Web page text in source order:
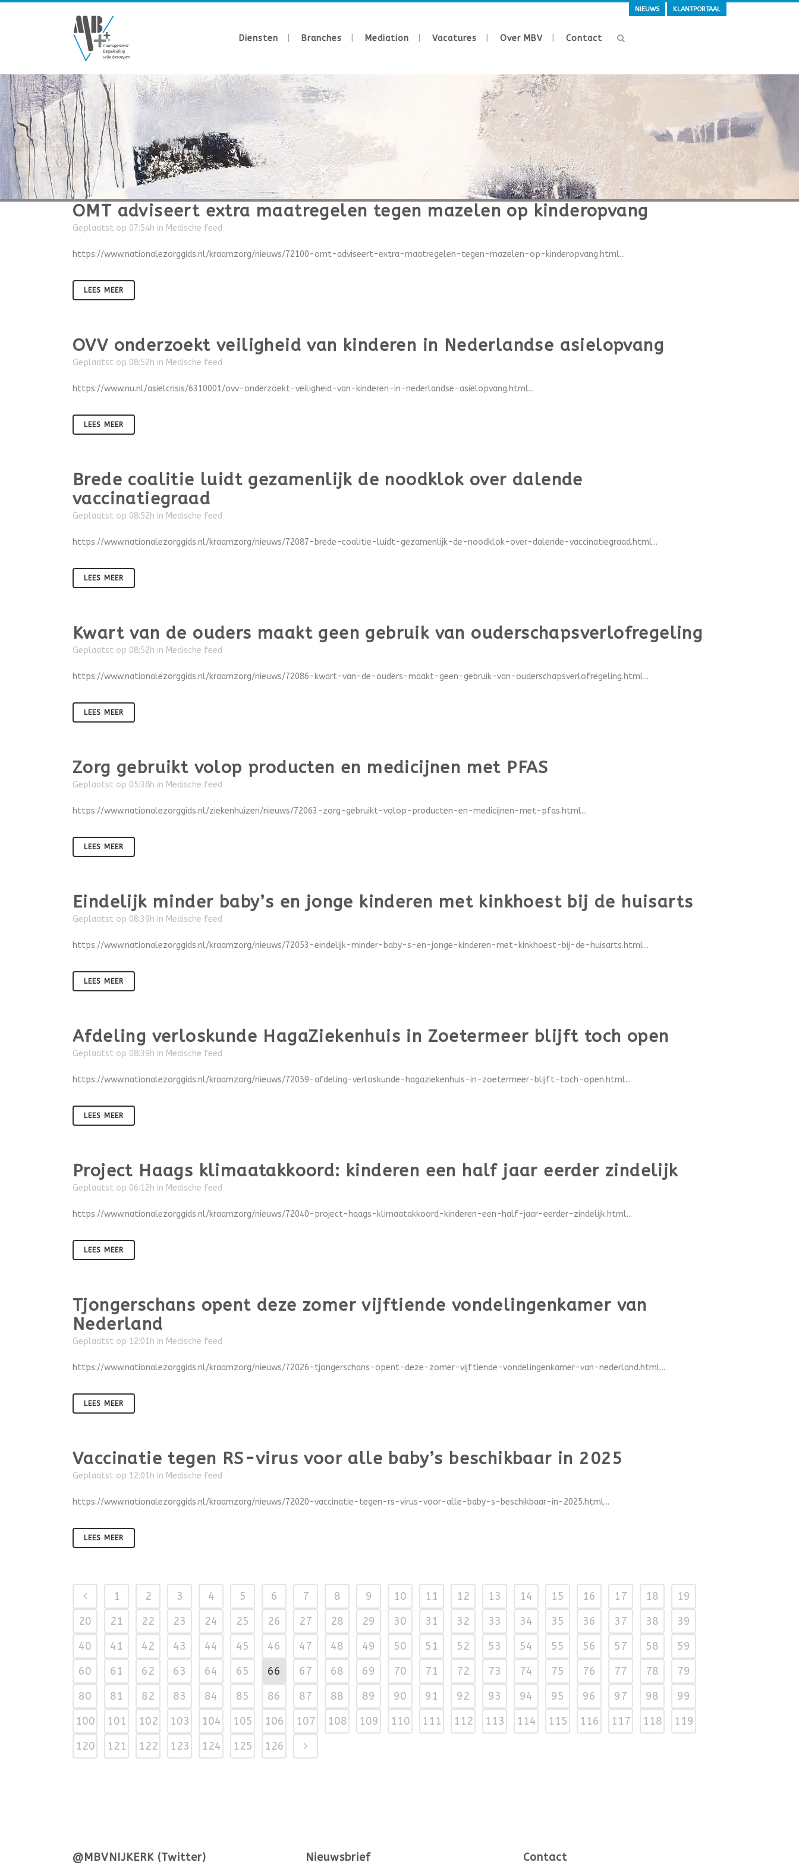
NIEUWS KLANTPORTAAL
Diensten Branches Mediation Vacatures Over MBV Contact
OMT adviseert extra maatregelen tegen mazelen op kinderopvang
Geplaatst op 07:54h in Medische feed
https://www.nationalezorggids.nl/kraamzorg/nieuws/72100-omt-adviseert-extra-maatregelen-tegen-mazelen-op-kinderopvang.html...
LEES MEER
OVV onderzoekt veiligheid van kinderen in Nederlandse asielopvang
Geplaatst op 08:52h in Medische feed
https://www.nu.nl/asielcrisis/6310001/ovv-onderzoekt-veiligheid-van-kinderen-in-nederlandse-asielopvang.html...
LEES MEER
Brede coalitie luidt gezamenlijk de noodklok over dalende
vaccinatiegraad
Geplaatst op 08:52h in Medische feed
https://www.nationalezorggids.nl/kraamzorg/nieuws/72087-brede-coalitie-luidt-gezamenlijk-de-noodklok-over-dalende-vaccinatiegraad.html...
LEES MEER
Kwart van de ouders maakt geen gebruik van ouderschapsverlofregeling
Geplaatst op 08:52h in Medische feed
https://www.nationalezorggids.nl/kraamzorg/nieuws/72086-kwart-van-de-ouders-maakt-geen-gebruik-van-ouderschapsverlofregeling.html...
LEES MEER
Zorg gebruikt volop producten en medicijnen met PFAS
Geplaatst op 05:38h in Medische feed
https://www.nationalezorggids.nl/ziekenhuizen/nieuws/72063-zorg-gebruikt-volop-producten-en-medicijnen-met-pfas.html...
LEES MEER
Eindelijk minder baby’s en jonge kinderen met kinkhoest bij de huisarts
Geplaatst op 08:39h in Medische feed
https://www.nationalezorggids.nl/kraamzorg/nieuws/72053-eindelijk-minder-baby-s-en-jonge-kinderen-met-kinkhoest-bij-de-huisarts.html...
LEES MEER
Afdeling verloskunde HagaZiekenhuis in Zoetermeer blijft toch open
Geplaatst op 08:39h in Medische feed
https://www.nationalezorggids.nl/kraamzorg/nieuws/72059-afdeling-verloskunde-hagaziekenhuis-in-zoetermeer-blijft-toch-open.html...
LEES MEER
Project Haags klimaatakkoord: kinderen een half jaar eerder zindelijk
Geplaatst op 06:12h in Medische feed
https://www.nationalezorggids.nl/kraamzorg/nieuws/72040-project-haags-klimaatakkoord-kinderen-een-half-jaar-eerder-zindelijk.html...
LEES MEER
Tjongerschans opent deze zomer vijftiende vondelingenkamer van
Nederland
Geplaatst op 12:01h in Medische feed
https://www.nationalezorggids.nl/kraamzorg/nieuws/72026-tjongerschans-opent-deze-zomer-vijftiende-vondelingenkamer-van-nederland.html...
LEES MEER
Vaccinatie tegen RS-virus voor alle baby’s beschikbaar in 2025
Geplaatst op 12:01h in Medische feed
https://www.nationalezorggids.nl/kraamzorg/nieuws/72020-vaccinatie-tegen-rs-virus-voor-alle-baby-s-beschikbaar-in-2025.html...
LEES MEER
1 2 3 4 5 6 7 8 9 10 11 12 13 14 15 16 17 18
19
20
21 22 23 24 25 26 27 28 29 30 31 32 33 34 35 36 37 38
39
40
41 42 43 44 45 46 47 48 49 50 51 52 53 54 55 56 57 58
59
60
61 62 63 64 65 66 67 68 69 70 71 72 73 74 75 76 77 78
79
80
81 82 83 84 85 86 87 88 89 90 91 92 93 94 95 96 97 98
99
100
101 102 103 104 105 106 107 108 109 110 111 112 113 114 115 116 117 118
119
120
121 122 123 124 125 126
@MBVNIJKERK (Twitter) Nieuwsbrief Contact